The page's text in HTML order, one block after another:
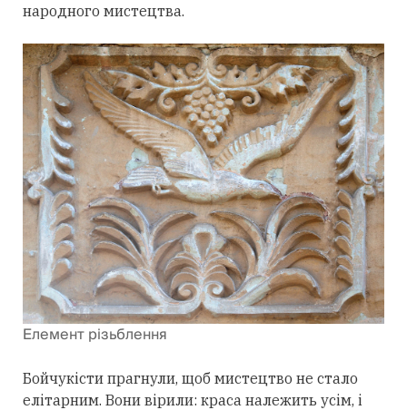
народного мистецтва.
Елемент різьблення
Бойчукісти прагнули, щоб мистецтво не стало
елітарним. Вони вірили: краса належить усім, і